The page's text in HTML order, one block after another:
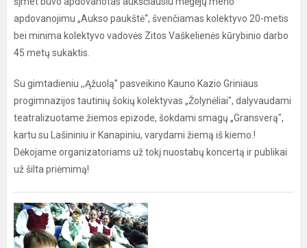
apdovanojimu „Aukso paukštė“, švenčiamas kolektyvo 20-metis
bei minima kolektyvo vadovės Zitos Vaškelienės kūrybinio darbo
45 metų sukaktis.
Su gimtadieniu ,,Ąžuolą” pasveikino Kauno Kazio Griniaus
progimnazijos tautinių šokių kolektyvas „Žolynėliai", dalyvaudami
teatralizuotame žiemos epizode, šokdami smagų „Gransverą",
kartu su Lašininiu ir Kanapiniu, varydami žiemą iš kiemo.!
Dėkojame organizatoriams už tokį nuostabų koncertą ir publikai
už šilta priėmimą!